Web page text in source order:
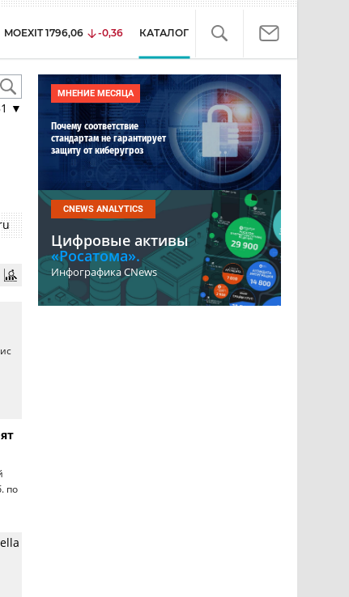
MOEXIT 1796,06 -0,36 КАТАЛОГ
▼
по
МНЕНИЕ МЕСЯЦА
Почему соответствие
стандартам не гарантирует
защиту от киберугроз
CNEWS ANALYTICS
Цифровые активы
«Росатома».
Инфографика CNews